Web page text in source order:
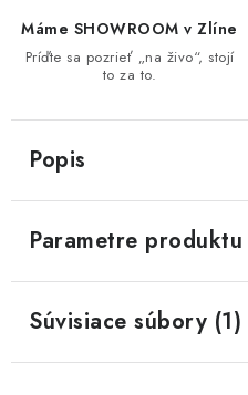
Máme SHOWROOM v Zlíne
Príďte sa pozrieť „na živo“, stojí
to za to.
Popis
Parametre produktu
Súvisiace súbory (1)